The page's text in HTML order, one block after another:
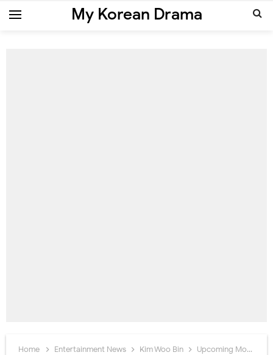
My Korean Drama
Home Entertainment News Kim Woo Bin Upcoming Movie